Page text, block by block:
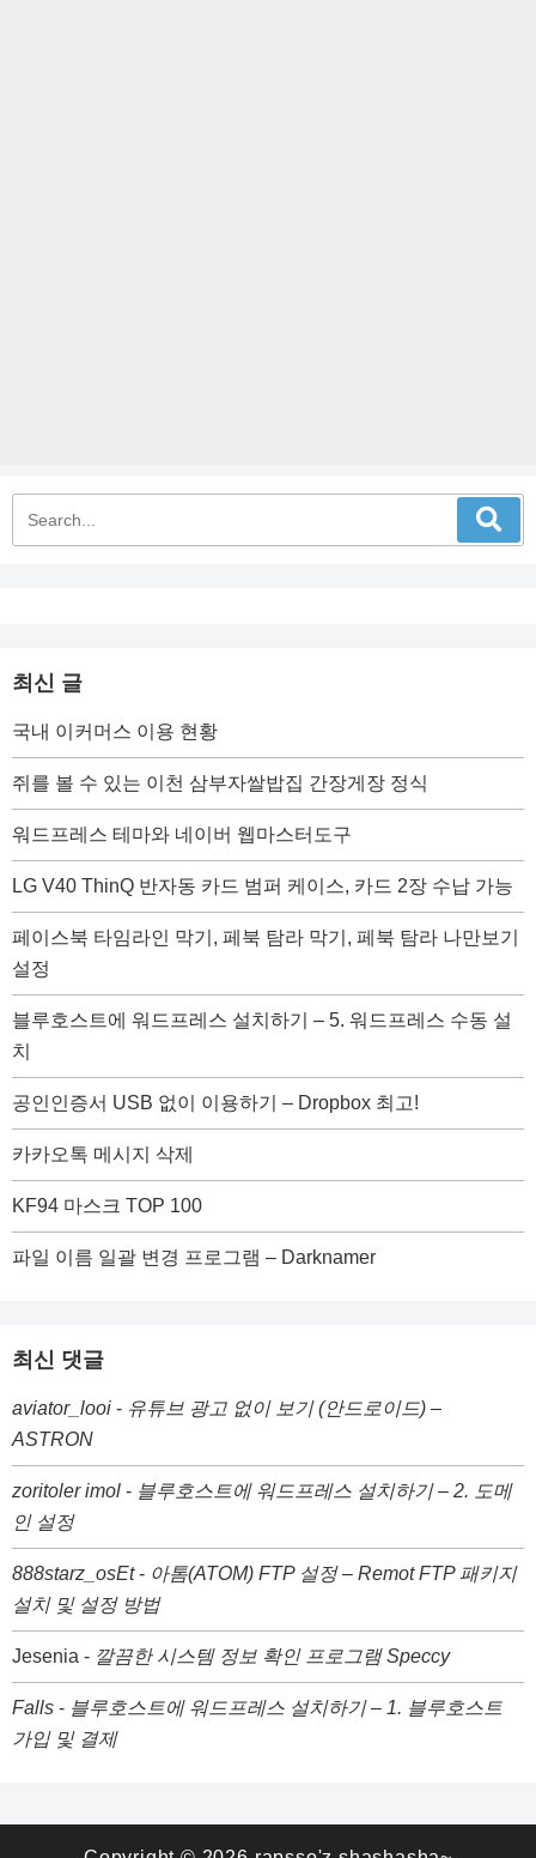
최신 글
국내 이커머스 이용 현황
쥐를 볼 수 있는 이천 삼부자쌀밥집 간장게장 정식
워드프레스 테마와 네이버 웹마스터도구
LG V40 ThinQ 반자동 카드 범퍼 케이스, 카드 2장 수납 가능
페이스북 타임라인 막기, 페북 탐라 막기, 페북 탐라 나만보기
설정
블루호스트에 워드프레스 설치하기 – 5. 워드프레스 수동 설
치
공인인증서 USB 없이 이용하기 – Dropbox 최고!
카카오톡 메시지 삭제
KF94 마스크 TOP 100
파일 이름 일괄 변경 프로그램 – Darknamer
최신 댓글
aviator_looi - 유튜브 광고 없이 보기 (안드로이드) –
ASTRON
zoritoler imol - 블루호스트에 워드프레스 설치하기 – 2. 도메
인 설정
888starz_osEt- 아톰(ATOM) FTP 설정 – Remot FTP 패키지
설치 및 설정 방법
Jesenia - 깔끔한 시스템 정보 확인 프로그램 Speccy
Falls - 블루호스트에 워드프레스 설치하기 – 1. 블루호스트
가입 및 결제